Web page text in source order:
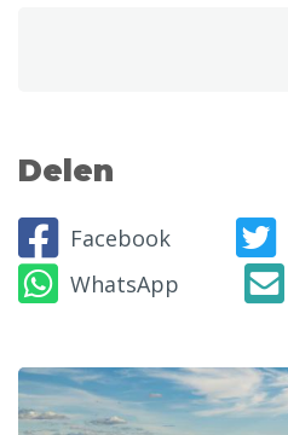
Delen
Facebook
WhatsApp